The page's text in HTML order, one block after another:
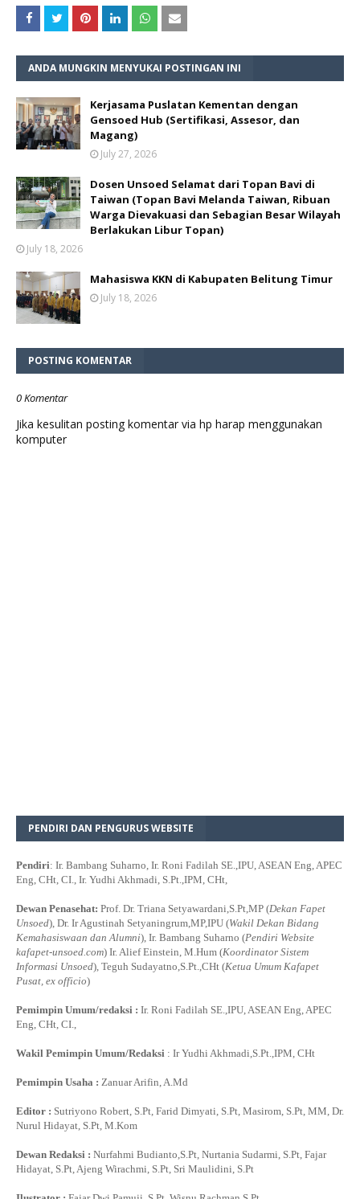
ANDA MUNGKIN MENYUKAI POSTINGAN INI
Kerjasama Puslatan Kementan dengan
Gensoed Hub (Sertifikasi, Assesor, dan
Magang)
July 27, 2026
Dosen Unsoed Selamat dari Topan Bavi di
Taiwan (Topan Bavi Melanda Taiwan, Ribuan
Warga Dievakuasi dan Sebagian Besar Wilayah
Berlakukan Libur Topan)
July 18, 2026
Mahasiswa KKN di Kabupaten Belitung Timur
July 18, 2026
POSTING KOMENTAR
0 Komentar
Jika kesulitan posting komentar via hp harap menggunakan
komputer
PENDIRI DAN PENGURUS WEBSITE
Pendiri: Ir. Bambang Suharno, Ir. Roni Fadilah SE.,IPU, ASEAN Eng, APEC
Eng, CHt, CI., Ir. Yudhi Akhmadi, S.Pt.,IPM, CHt,
Dewan Penasehat: Prof. Dr. Triana Setyawardani,S.Pt,MP (Dekan Fapet
Unsoed), Dr. Ir Agustinah Setyaningrum,MP,IPU (Wakil Dekan Bidang
Kemahasiswaan dan Alumni), Ir. Bambang Suharno (Pendiri Website
kafapet-unsoed.com) Ir. Alief Einstein, M.Hum (Koordinator Sistem
Informasi Unsoed), Teguh Sudayatno,S.Pt.,CHt (Ketua Umum Kafapet
Pusat, ex officio)
Pemimpin Umum/redaksi : Ir. Roni Fadilah SE.,IPU, ASEAN Eng, APEC
Eng, CHt, CI.,
Wakil Pemimpin Umum/Redaksi : Ir Yudhi Akhmadi,S.Pt.,IPM, CHt
Pemimpin Usaha : Zanuar Arifin, A.Md
Editor : Sutriyono Robert, S.Pt, Farid Dimyati, S.Pt, Masirom, S.Pt, MM, Dr.
Nurul Hidayat, S.Pt, M.Kom
Dewan Redaksi : Nurfahmi Budianto,S.Pt, Nurtania Sudarmi, S.Pt, Fajar
Hidayat, S.Pt, Ajeng Wirachmi, S.Pt, Sri Maulidini, S.Pt